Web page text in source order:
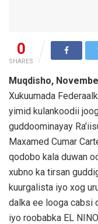
0
SHARES
Muqdisho,
Xukuumada
yimid kulankoodii
guddoominayay
Maxamed Cumar
qodobo kala duwan
xubno ka tirsan
kuurgalista iyo xog
dalka ee looga cabsi
iyo roobabka EL